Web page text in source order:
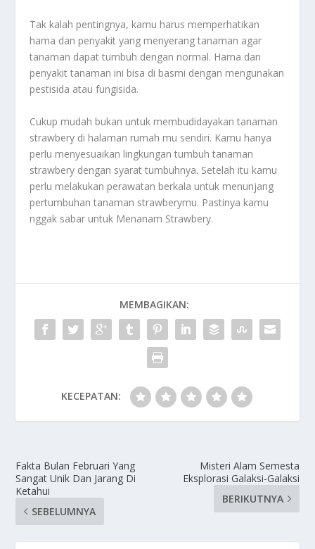
Tak kalah pentingnya, kamu harus memperhatikan
hama dan penyakit yang menyerang tanaman agar
tanaman dapat tumbuh dengan normal. Hama dan
penyakit tanaman ini bisa di basmi dengan mengunakan
pestisida atau fungisida.
Cukup mudah bukan untuk membudidayakan tanaman
strawbery di halaman rumah mu sendiri. Kamu hanya
perlu menyesuaikan lingkungan tumbuh tanaman
strawbery dengan syarat tumbuhnya. Setelah itu kamu
perlu melakukan perawatan berkala untuk menunjang
pertumbuhan tanaman strawberymu. Pastinya kamu
nggak sabar untuk Menanam Strawbery.
MEMBAGIKAN:
KECEPATAN:
Fakta Bulan Februari Yang
Sangat Unik Dan Jarang Di
Ketahui
SEBELUMNYA
Misteri Alam Semesta
Eksplorasi Galaksi-Galaksi
BERIKUTNYA